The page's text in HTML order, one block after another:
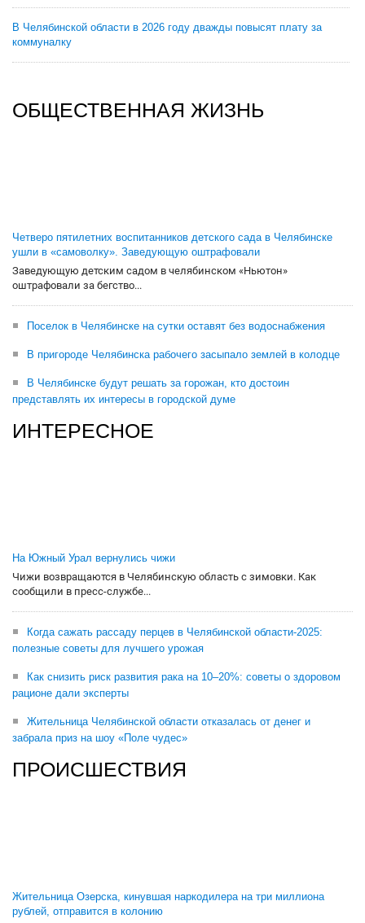
В Челябинской области в 2026 году дважды повысят плату за
коммуналку
ОБЩЕСТВЕННАЯ ЖИЗНЬ
Четверо пятилетних воспитанников детского сада в Челябинске
ушли в «самоволку». Заведующую оштрафовали
Заведующую детским садом в челябинском «Ньютон»
оштрафовали за бегство...
Поселок в Челябинске на сутки оставят без водоснабжения
В пригороде Челябинска рабочего засыпало землей в колодце
В Челябинске будут решать за горожан, кто достоин
представлять их интересы в городской думе
ИНТЕРЕСНОЕ
На Южный Урал вернулись чижи
Чижи возвращаются в Челябинскую область с зимовки. Как
сообщили в пресс-службе...
Когда сажать рассаду перцев в Челябинской области-2025:
полезные советы для лучшего урожая
Как снизить риск развития рака на 10–20%: советы о здоровом
рационе дали эксперты
Жительница Челябинской области отказалась от денег и
забрала приз на шоу «Поле чудес»
ПРОИСШЕСТВИЯ
Жительница Озерска, кинувшая наркодилера на три миллиона
рублей, отправится в колонию